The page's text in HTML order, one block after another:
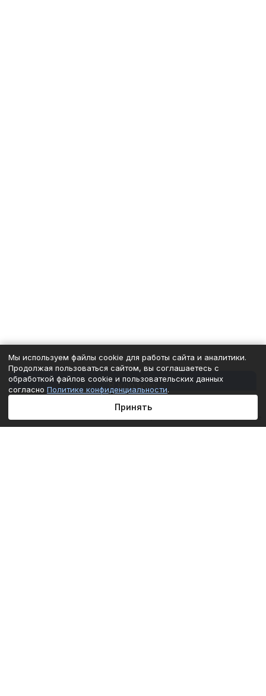
В корзину
Сравнение
Мы используем файлы cookie для работы сайта и аналитики.
Продолжая пользоваться сайтом, вы соглашаетесь с
обработкой файлов cookie и пользовательских данных
согласно Политике конфиденциальности.
Принять